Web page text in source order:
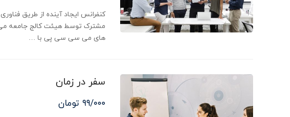
مشترک توسط هیئت کالج جامعه
های می سی سی پی با …
سفر در زمان
۹۹/۰۰۰ تومان